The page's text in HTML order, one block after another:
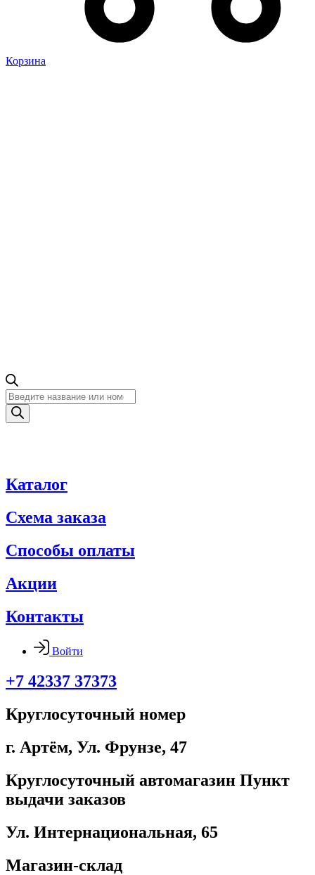
Корзина
Поиск
товаров
Каталог
Схема заказа
Способы оплаты
Акции
Контакты
Войти
+7 42337 37373
Круглосуточный номер
г. Артём, ​Ул. Фрунзе, 47
Круглосуточный автомагазин Пункт
выдачи заказов
Ул. Интернациональная, 65
Магазин-склад